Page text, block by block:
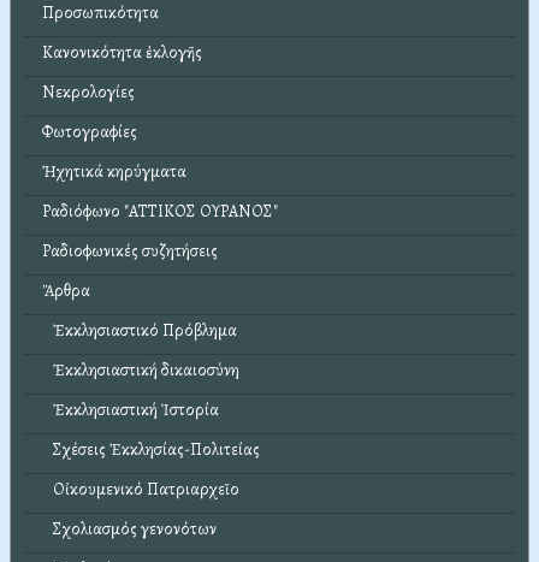
Προσωπικότητα
Κανονικότητα ἐκλογῆς
Νεκρολογίες
Φωτογραφίες
Ἠχητικά κηρύγματα
Ραδιόφωνο "ΑΤΤΙΚΟΣ ΟΥΡΑΝΟΣ"
Ραδιοφωνικές συζητήσεις
Ἄρθρα
Ἐκκλησιαστικό Πρόβλημα
Ἐκκλησιαστική δικαιοσύνη
Ἐκκλησιαστική Ἱστορία
Σχέσεις Ἐκκλησίας-Πολιτείας
Οἰκουμενικό Πατριαρχεῖο
Σχολιασμός γενονότων